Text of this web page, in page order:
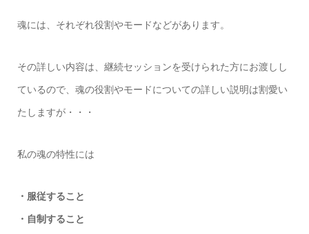
魂には、それぞれ役割やモードなどがあります。
その詳しい内容は、継続セッションを受けられた方にお渡しし
ているので、魂の役割やモードについての詳しい説明は割愛い
たしますが・・・
私の魂の特性には
・服従すること
・自制すること